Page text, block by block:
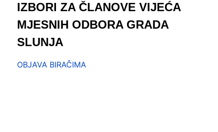
IZBORI ZA ČLANOVE VIJEĆA
MJESNIH ODBORA GRADA
SLUNJA
OBJAVA BIRAČIMA